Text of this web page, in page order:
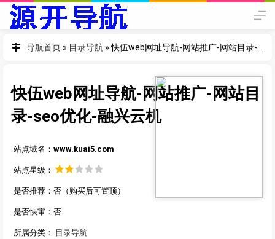
导航首页 » 目录导航 »
快伍web网址导航-网站推广-网站目
录-seo优化-融兴云机
站点域名： www.kuai5.com
站点星级：
是否推荐：否（购买后可置顶）
是否快审：否
所属分类： 目录导航